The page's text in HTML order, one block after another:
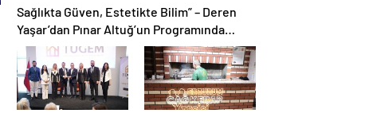
Sağlıkta Güven, Estetikte Bilim” – Deren
Yaşar’dan Pınar Altuğ’un Programında
Çarpıcı Açıklamalar